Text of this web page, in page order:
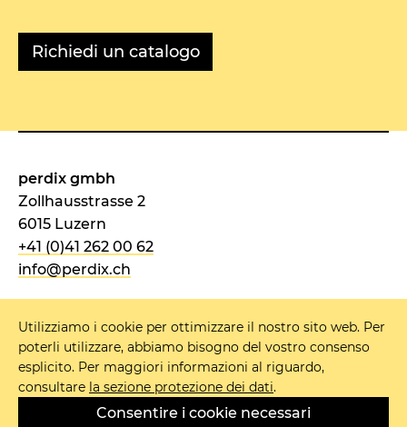
perdix gmbh
Zollhausstrasse 2
6015 Luzern
+41 (0)41 262 00 62
info@perdix.ch
NEWSLETTER
IMPRONTA
Utilizziamo i cookie per ottimizzare il nostro sito web. Per
poterli utilizzare, abbiamo bisogno del vostro consenso
esplicito. Per maggiori informazioni al riguardo,
consultare la sezione protezione dei dati.
Consentire i cookie necessari